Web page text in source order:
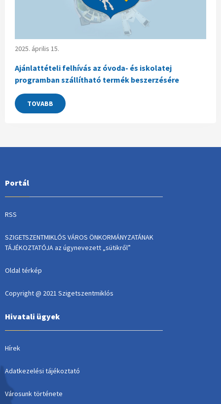
2025. április 15.
Ajánlattételi felhívás az óvoda- és iskolatej
programban szállítható termék beszerzésére
TOVABB
Portál
RSS
SZIGETSZENTMIKLÓS VÁROS ÖNKORMÁNYZATÁNAK
TÁJÉKOZTATÓJA az úgynevezett „sütikről”
Oldal térkép
Copyright @ 2021 Szigetszentmiklós
Hivatali ügyek
Hírek
Adatkezelési tájékoztató
Városunk története